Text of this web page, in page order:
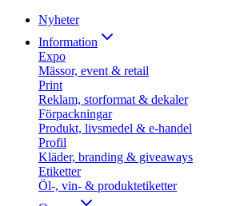
Nyheter
Information
Expo
Mässor, event & retail
Print
Reklam, storformat & dekaler
Förpackningar
Produkt, livsmedel & e-handel
Profil
Kläder, branding & giveaways
Etiketter
Öl-, vin- & produktetiketter